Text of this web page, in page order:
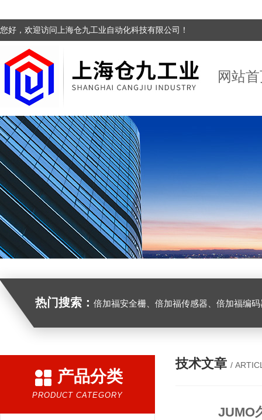
您好，欢迎访问上海仓九工业自动化科技有限公司！
网站
热门搜索： 倍加福安全栅、倍加福传感器、倍加福编码器、倍加福超声波传感器、松下伺服驱动器、松下伺
产品分类
PRODUCT CATEGORY
技术文章 /
JUMO